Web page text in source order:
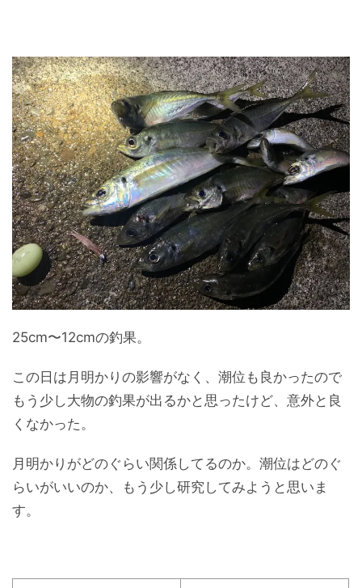
25cm〜12cmの釣果。
この日は月明かりの影響がなく、潮位も良かったので
もう少し大物の釣果が出るかと思ったけど、意外と良
くなかった。
月明かりがどのぐらい関係してるのか。潮位はどのぐ
らいがいいのか、もう少し研究してみようと思いま
す。